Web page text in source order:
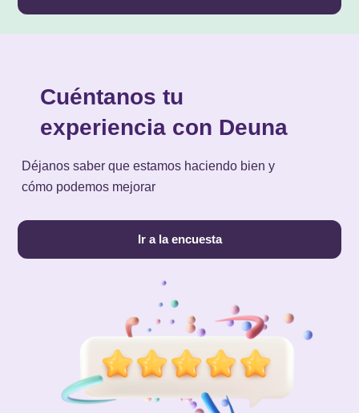
Cuéntanos tu
experiencia con Deuna
Déjanos saber que estamos haciendo bien y
cómo podemos mejorar
Ir a la encuesta